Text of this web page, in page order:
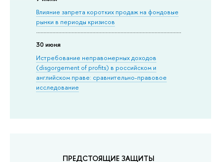
Влияние запрета коротких продаж на фондовые
рынки в периоды кризисов
30 июня
Истребование неправомерных доходов
(disgorgement of profits) в российском и
английском праве: сравнительно-правовое
исследование
ПРЕДСТОЯЩИЕ ЗАЩИТЫ